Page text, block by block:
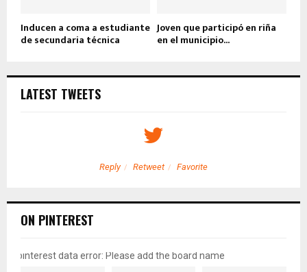
Inducen a coma a estudiante
de secundaria técnica
Joven que participó en riña
en el municipio...
LATEST TWEETS
Reply Retweet Favorite
ON PINTEREST
pinterest data error: Please add the board name